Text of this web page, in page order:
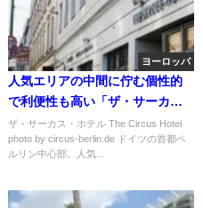
ヨーロッパ
人気エリアの中間に佇む個性的
で利便性も高い「ザ・サーカ
ス・ホテル」
ザ・サーカス・ホテル The Circus Hotel
photo by circus-berlin.de ドイツの首都ベ
ルリン中心部。人気...